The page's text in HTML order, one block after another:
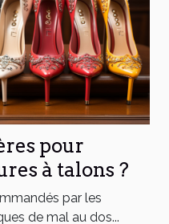
pour
à talons ?
par les
de mal au dos...